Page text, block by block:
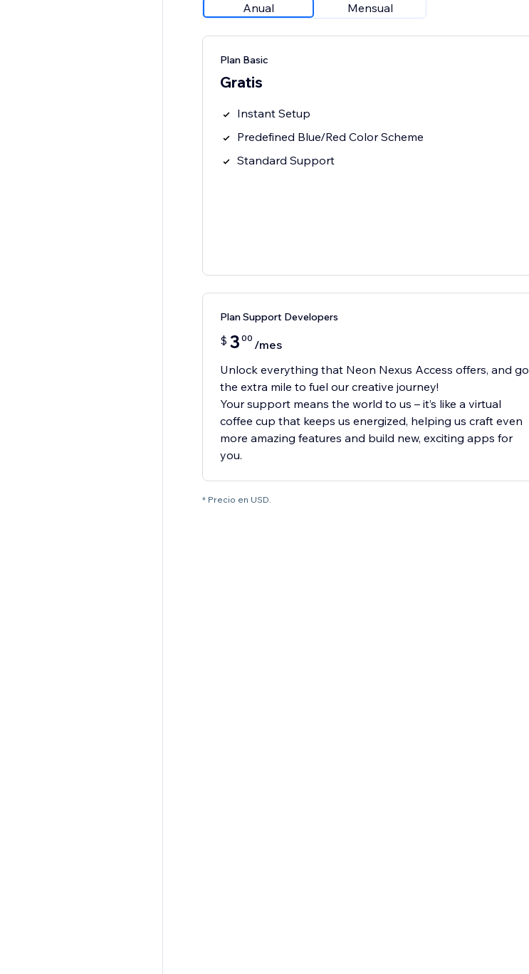
Anual Mensual
Plan Basic
Gratis
Instant Setup
Predefined Blue/Red Color Scheme
Standard Support
Plan Support Developers
$ 3 00 /mes
Unlock everything that Neon Nexus Access offers, and go
the extra mile to fuel our creative journey!
Your support means the world to us – it’s like a virtual
coffee cup that keeps us energized, helping us craft even
more amazing features and build new, exciting apps for
you.
* Precio en USD.